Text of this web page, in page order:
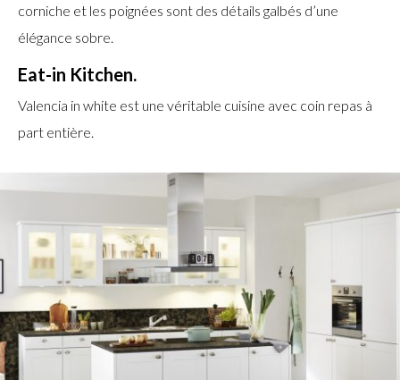
corniche et les poignées sont des détails galbés d’une
élégance sobre.
Eat-in Kitchen.
Valencia in white est une véritable cuisine avec coin repas à
part entière.